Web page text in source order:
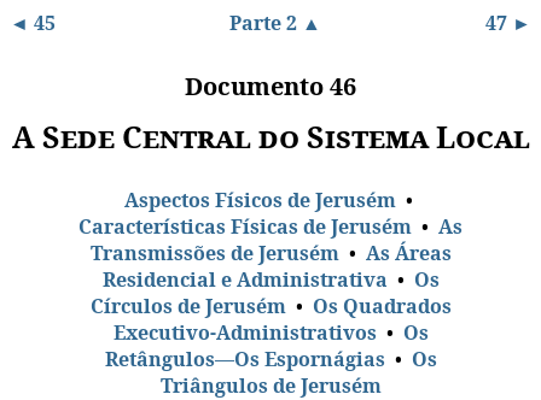
◄ 45 Parte 2 ▲ 47 ►
Documento 46
A Sede Central do Sistema Local
Aspectos Físicos de Jerusém•
Características Físicas de Jerusém • As
Transmissões de Jerusém• As Áreas
Residencial e Administrativa • Os
Círculos de Jerusém• Os Quadrados
Executivo-Administrativos • Os
Retângulos—Os Espornágias • Os
Triângulos de Jerusém